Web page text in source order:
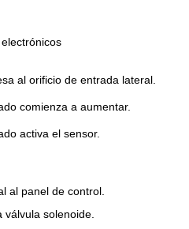
al orificio de entrada lateral.
comienza a aumentar.
activa el sensor.
al panel de control.
solenoide.